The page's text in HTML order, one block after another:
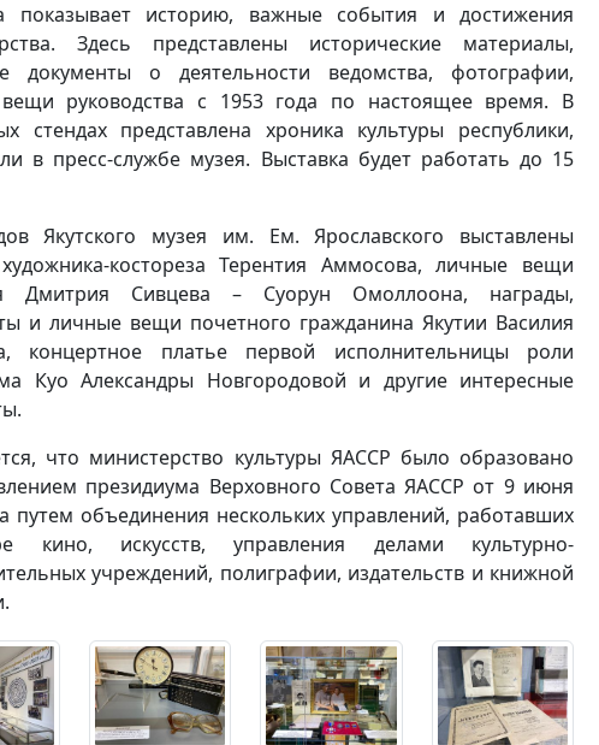
показывает историю, важные события и достижения
Здесь представлены исторические материалы,
документы о деятельности ведомства, фотографии,
руководства с 1953 года по настоящее время. В
стендах представлена хроника культуры республики,
в пресс-службе музея. Выставка будет работать до 15
Якутского музея им. Ем. Ярославского выставлены
костореза Терентия Аммосова, личные вещи
Дмитрия Сивцева – Суорун Омоллоона, награды,
и личные вещи почетного гражданина Якутии Василия
концертное платье первой исполнительницы роли
Куо Александры Новгородовой и другие интересные
что министерство культуры ЯАССР было образовано
президиума Верховного Совета ЯАССР от 9 июня
путем объединения нескольких управлений, работавших
кино, искусств, управления делами культурно-
учреждений, полиграфии, издательств и книжной